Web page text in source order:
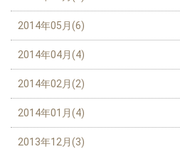
2014年05月(6)
2014年04月(4)
2014年02月(2)
2014年01月(4)
2013年12月(3)